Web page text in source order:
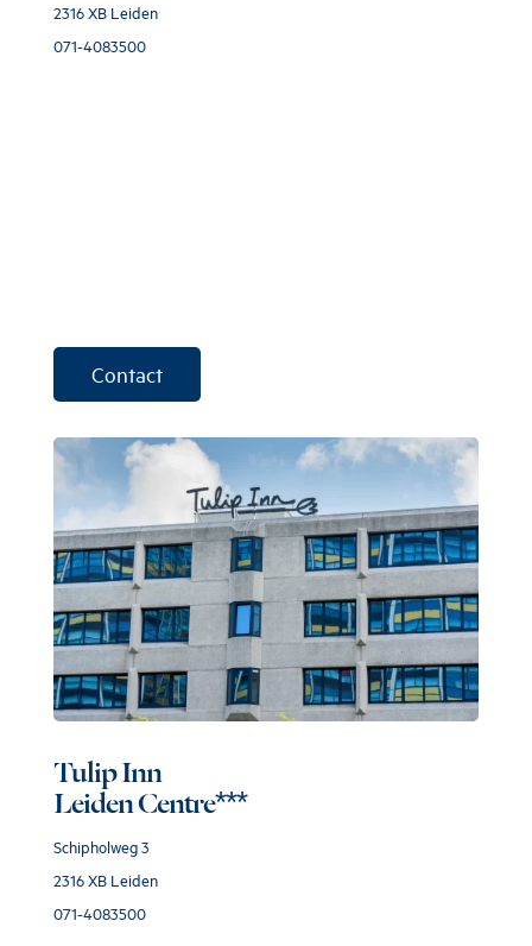
2316 XB Leiden
071-4083500
Contact
Tulip Inn
Leiden Centre***
Schipholweg 3
2316 XB Leiden
071-4083500